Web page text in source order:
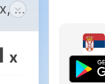
у
x